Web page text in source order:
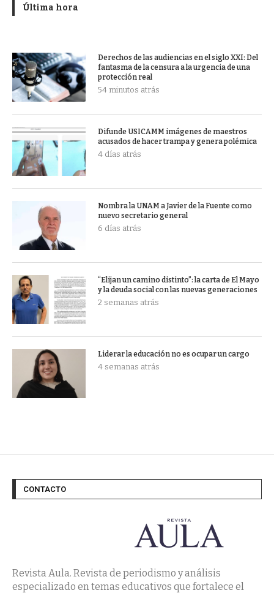
Última hora
Derechos de las audiencias en el siglo XXI: Del
fantasma de la censura a la urgencia de una
protección real
54 minutos atrás
Difunde USICAMM imágenes de maestros
acusados de hacer trampa y genera polémica
4 días atrás
Nombra la UNAM a Javier de la Fuente como
nuevo secretario general
6 días atrás
“Elijan un camino distinto”: la carta de El Mayo
y la deuda social con las nuevas generaciones
2 semanas atrás
Liderar la educación no es ocupar un cargo
4 semanas atrás
CONTACTO
Revista Aula. Revista de periodismo y análisis
especializado en temas educativos que fortalece el